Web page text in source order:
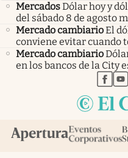
MercadosDólar hoy y
del sábado 8 de agosto
Mercado cambiarioEl
conviene evitar cuando
Mercado cambiario
en los bancos de la City